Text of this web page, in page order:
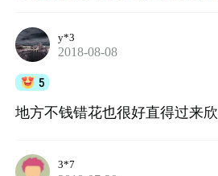
y*3
2018-08-08
5
地方不钱错花也很好直得过来
3*7